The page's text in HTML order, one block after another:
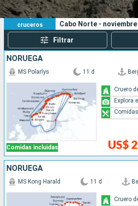
Puertos
4
cruceros
Sus criterios de
Cabo Norte - noviembre
Filtrar
NORUEGA
Comidas incluidas
MS Polarlys 11 d
US$
Cruero
Explora
NORUEGA
MS Kong Harald 11 d
Cruero